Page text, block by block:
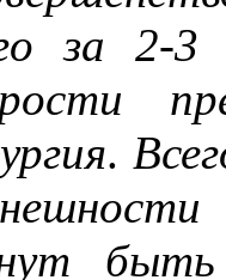
за 2-
.